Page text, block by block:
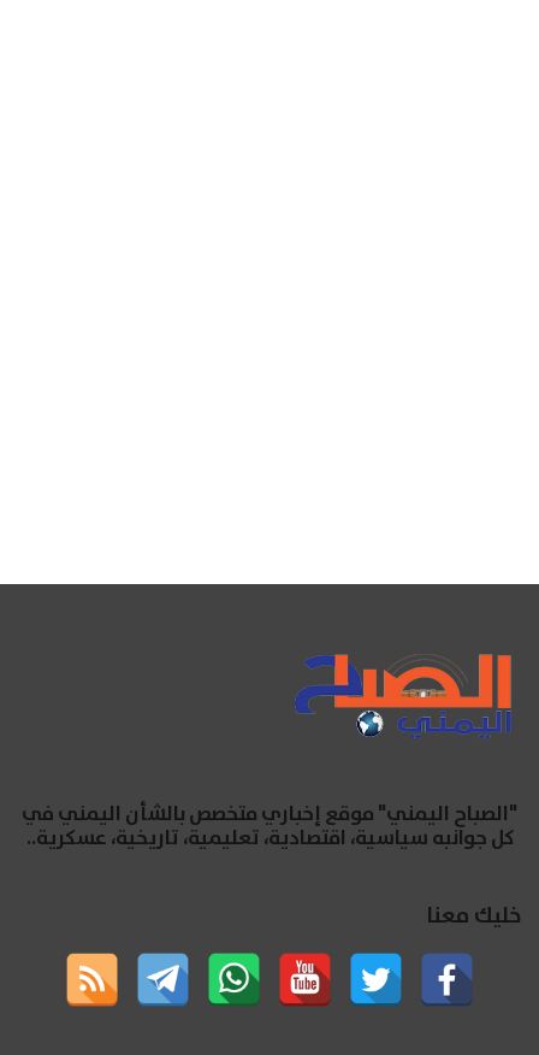
"الصباح اليمني" موقع إخباري متخصص بالشأن اليمني في
كل جوانبه سياسية، اقتصادية، تعليمية، تاريخية، عسكرية..
خليك معنا